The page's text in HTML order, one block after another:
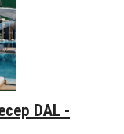
DAL -